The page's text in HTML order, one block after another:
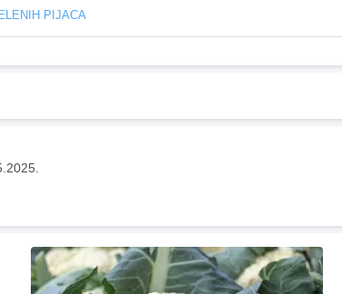
PIJACA